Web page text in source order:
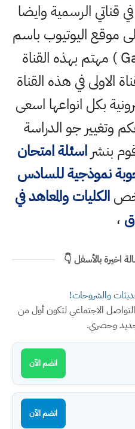
قناتي الرسمية وايضا
موقع اليوتيوب باسم
( احمد مهدي Gaming ) مهتم بهذه القناة
الاولى في هذه القناة
بكل انواعها اسعى
وتغيير جو الدراسة
بنشراسئلة امتحان
نموذجية للسادس
الكليات والمعاهد في
،
اخيرة بالأسفل 👇
والشروحات!
الاجتماعي لتكون أول من
وحصري.
انضم الآن
انضم الآن